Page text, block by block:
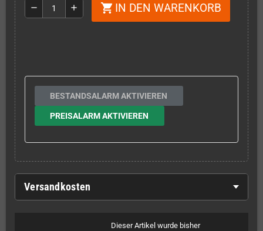
remove add shopping_cart IN DEN WARENKORB
BESTANDSALARM AKTIVIEREN
PREISALARM AKTIVIEREN
Versandkosten
Dieser Artikel wurde bisher